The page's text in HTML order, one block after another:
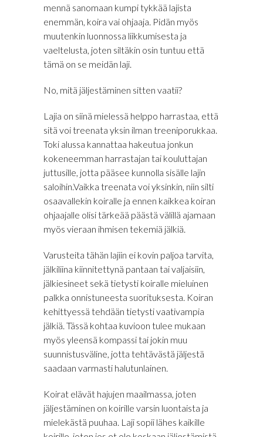
mennä sanomaan kumpi tykkää lajista
enemmän, koira vai ohjaaja. Pidän myös
muutenkin luonnossa liikkumisesta ja
vaeltelusta, joten siltäkin osin tuntuu että
tämä on se meidän laji.
No, mitä jäljestäminen sitten vaatii?
Lajia on siinä mielessä helppo harrastaa, että
sitä voi treenata yksin ilman treeniporukkaa.
Toki alussa kannattaa hakeutua jonkun
kokeneemman harrastajan tai kouluttajan
juttusille, jotta pääsee kunnolla sisälle lajin
saloihin.Vaikka treenata voi yksinkin, niin silti
osaavallekin koiralle ja ennen kaikkea koiran
ohjaajalle olisi tärkeää päästä välillä ajamaan
myös vieraan ihmisen tekemiä jälkiä.
Varusteita tähän lajiin ei kovin paljoa tarvita,
jälkiliina kiinnitettynä pantaan tai valjaisiin,
jälkiesineet sekä tietysti koiralle mieluinen
palkka onnistuneesta suorituksesta. Koiran
kehittyessä tehdään tietysti vaativampia
jälkiä. Tässä kohtaa kuvioon tulee mukaan
myös yleensä kompassi tai jokin muu
suunnistusväline, jotta tehtävästä jäljestä
saadaan varmasti halutunlainen.
Koirat elävät hajujen maailmassa, joten
jäljestäminen on koirille varsin luontaista ja
mielekästä puuhaa. Laji sopii lähes kaikille